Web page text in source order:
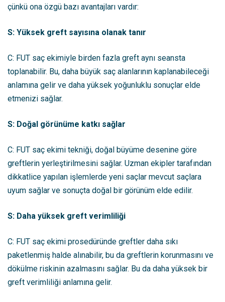
çünkü ona özgü bazı avantajları vardır:
S: Yüksek greft sayısına olanak tanır
C: FUT saç ekimiyle birden fazla greft aynı seansta
toplanabilir. Bu, daha büyük saç alanlarının kaplanabileceği
anlamına gelir ve daha yüksek yoğunluklu sonuçlar elde
etmenizi sağlar.
S: Doğal görünüme katkı sağlar
C: FUT saç ekimi tekniği, doğal büyüme desenine göre
greftlerin yerleştirilmesini sağlar. Uzman ekipler tarafından
dikkatlice yapılan işlemlerde yeni saçlar mevcut saçlara
uyum sağlar ve sonuçta doğal bir görünüm elde edilir.
S: Daha yüksek greft verimliliği
C: FUT saç ekimi prosedüründe greftler daha sıkı
paketlenmiş halde alınabilir, bu da greftlerin korunmasını ve
dökülme riskinin azalmasını sağlar. Bu da daha yüksek bir
greft verimliliği anlamına gelir.